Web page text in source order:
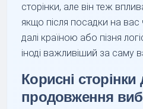
сторінки, але він теж
якщо після посадки на вас
далі країною або пізня
іноді важливіший за саму
Корисні сторінки
продовження